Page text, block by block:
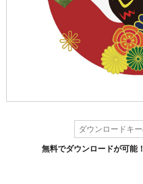
無料でダウンロードが可能！